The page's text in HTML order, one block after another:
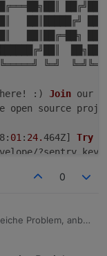
██║█████╔╝
██║██╔═██╗
╚═╝
:) Join our
open source
: 01: 24.464Z] Try
blockly :
0
Problem, anbei
v16.18.0, NPM: